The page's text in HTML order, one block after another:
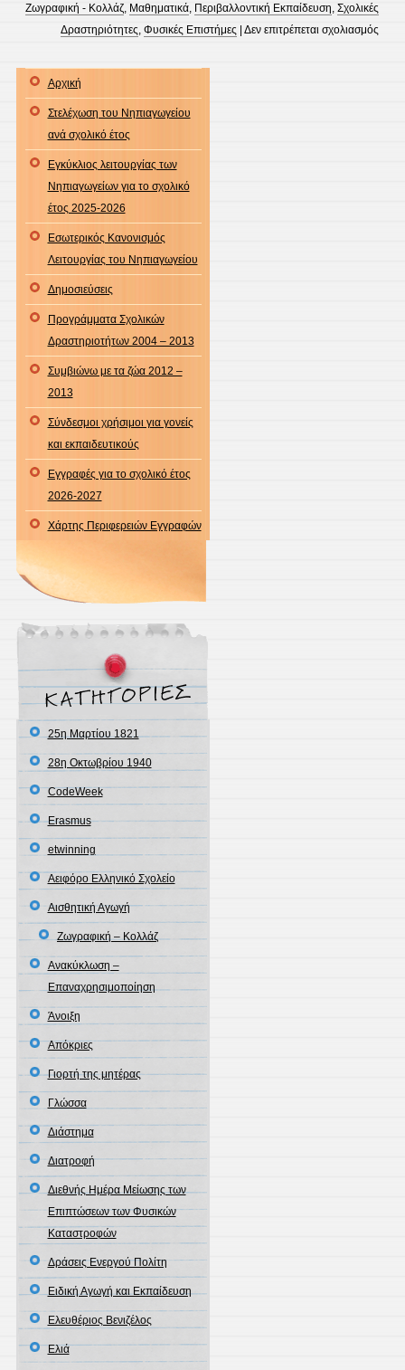
Ζωγραφική - Κολλάζ, Μαθηματικά, Περιβαλλοντική Εκπαίδευση,Σχολικές
Δραστηριότητες,Φυσικές Επιστήμες |Δεν επιτρέπεται σχολιασμός
Αρχική
Στελέχωση του Νηπιαγωγείου
ανά σχολικό έτος
Εγκύκλιος λειτουργίας των
Νηπιαγωγείων για το σχολικό
έτος 2025-2026
Εσωτερικός Κανονισμός
Λειτουργίας του Νηπιαγωγείου
Δημοσιεύσεις
Προγράμματα Σχολικών
Δραστηριοτήτων 2004 – 2013
Συμβιώνω με τα ζώα 2012 –
2013
Σύνδεσμοι χρήσιμοι για γονείς
και εκπαιδευτικούς
Εγγραφές για το σχολικό έτος
2026-2027
Χάρτης Περιφερειών Εγγραφών
25η Μαρτίου 1821
28η Οκτωβρίου 1940
CodeWeek
Erasmus
etwinning
Αειφόρο Ελληνικό Σχολείο
Αισθητική Αγωγή
Ζωγραφική – Κολλάζ
Ανακύκλωση –
Επαναχρησιμοποίηση
Άνοιξη
Απόκριες
Γιορτή της μητέρας
Γλώσσα
Διάστημα
Διατροφή
Διεθνής Ημέρα Μείωσης των
Επιπτώσεων των Φυσικών
Καταστροφών
Δράσεις Ενεργού Πολίτη
Ειδική Αγωγή και Εκπαίδευση
Ελευθέριος Βενιζέλος
Ελιά